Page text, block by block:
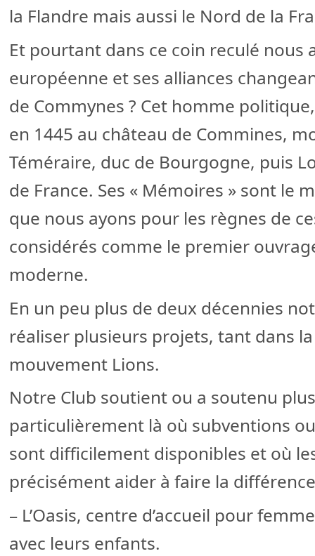
la Flandre mais aussi le Nord de la
Et pourtant dans ce coin reculé nous
européenne et ses alliances
de Commynes ? Cet homme
en 1445 au château de Commines,
Téméraire, duc de Bourgogne, puis
de France. Ses « Mémoires » sont le
que nous ayons pour les règnes de
considérés comme le premier
moderne.
En un peu plus de deux décennies
réaliser plusieurs projets, tant dans
mouvement Lions.
Notre Club soutient ou a soutenu
particulièrement là où subventions
sont difficilement disponibles et où
précisément aider à faire la
– L’Oasis, centre d’accueil pour
avec leurs enfants.